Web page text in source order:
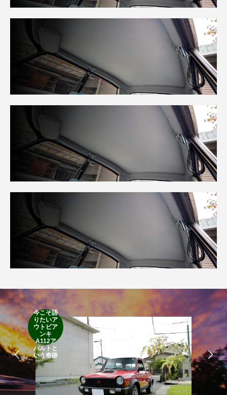
今こそ語
りたいア
ウトビア
ンキ
A112ア
バルトと
いう奇跡